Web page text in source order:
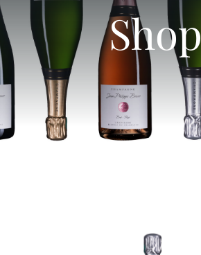
Our Vineyard
Our Champagnes
Shop
Shop